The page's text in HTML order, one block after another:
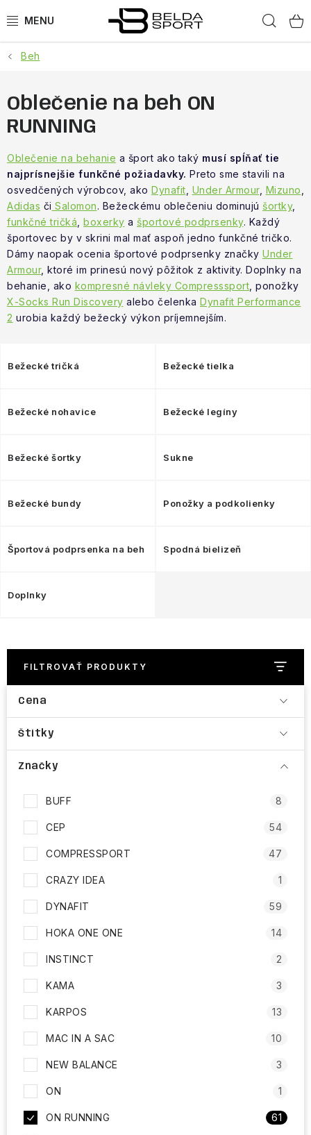
na
ŠPORTY
BEH
BOGNER
GOLDBERGH
OBLEČENIE
OBUV
DOPLNKY
NAŠE SLUŽBY
Beh
Oblečenie na beh ON
RUNNING
Oblečenie na behanie a šport ako taký musí spĺňať tie
najprísnejšie funkčné požiadavky. Preto sme stavili na
osvedčených výrobcov, ako Dynafit Under Armour, Mizuno
Adidas či Salomon. Bežeckému oblečeniu dominujú šortky,
funkčné tričká boxerky a športové podprsenky. Každý
športovec by v skrini mal mať aspoň jedno funkčné tričko.
Dámy naopak ocenia športové podprsenky značky Under
Armour, ktoré im prinesú nový pôžitok z aktivity. Doplnky na
behanie, ako kompresné návleky Compresssport , ponožky
X-Socks Run Discovery alebo čelenka Dynafit Performance
2 urobia každý bežecký výkon príjemnejším.
Bežecké tričká Bežecké tielka
Bežecké nohavice Bežecké legíny
Bežecké šortky Sukne
Bežecké bundy Ponožky a podkolienky
Športová podprsenka na beh Spodná bielizeň
Doplnky
FILTROVAŤ PRODUKTY
Cena
Štítky
Značky
BUFF 8
CEP 54
COMPRESSPORT 47
CRAZY IDEA 1
DYNAFIT 59
HOKA ONE ONE 14
INSTINCT 2
KAMA 3
KARPOS 13
MAC IN A SAC 10
NEW BALANCE 3
ON 1
ON RUNNING 61